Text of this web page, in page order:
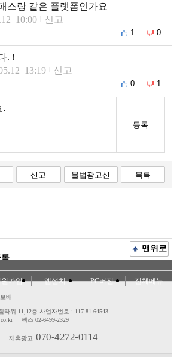
스랑 같은 플랫폼인가요
10:00 신고
1 0
. !
13:19 신고
0 1
등록
신고
불법광고신
고
목록
맨위로
가입 앱설치 PC버전 전체메뉴
배
타워 11,12층 사업자번호 : 117-81-64543
팩스 02-6499-2329
제휴광고 070-4272-0114